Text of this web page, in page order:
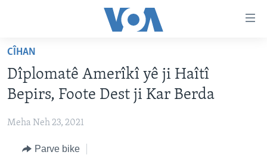
Yekser
naveroka
serekî
Yekser
here
serekî
DESTPÊK
NÛÇE
FOTO GALERÎ
RADYO
HERÊMÊN KURDAN
AMERÎKA
TIRKÎYE
CÎHAN
Dîplomatê Amerîkî yê ji Haîtî
Bepirs, Foote Dest ji Kar Berda
Meha Neh 23, 2021
Parve bike